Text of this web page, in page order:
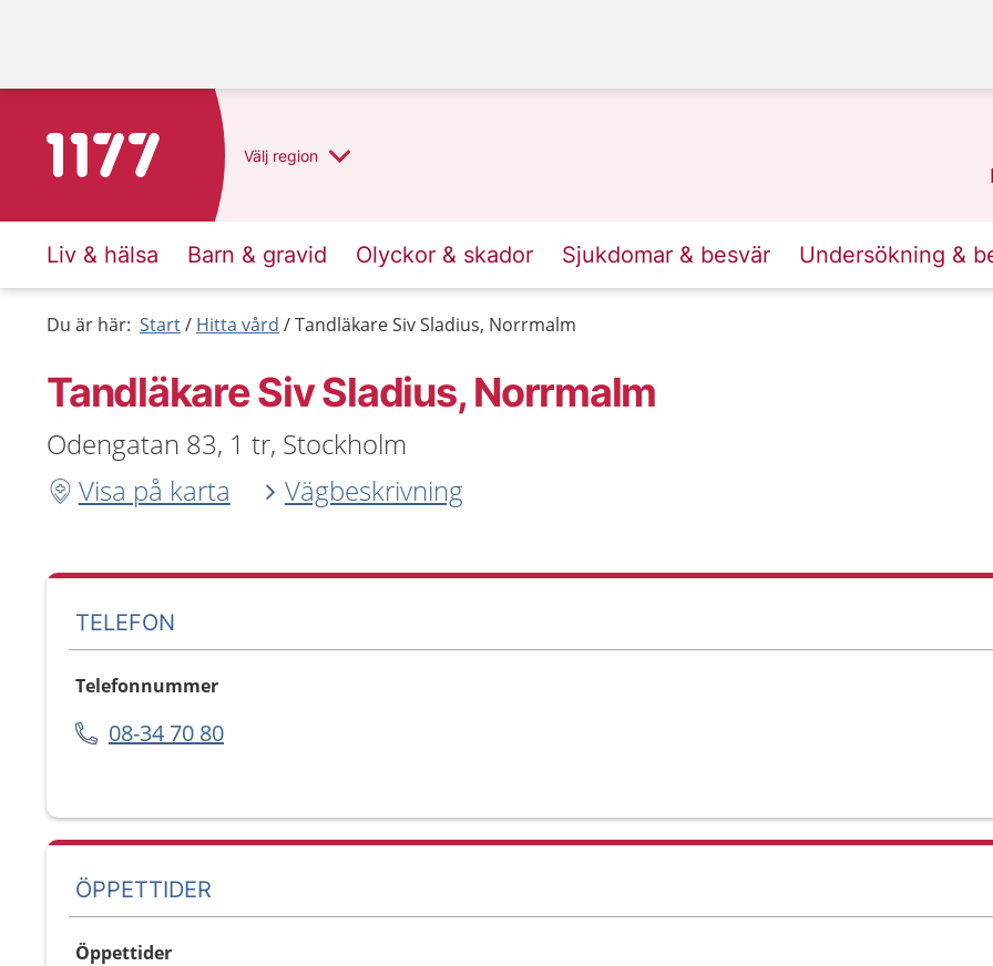
Till startsidan för 1177 Välj region
Liv & hälsa Barn & gravid Olyckor & skador Sjukdomar & besvär Undersökning &
Du är här: Start Hitta vård Tandläkare Siv Sladius, Norrmalm
Tandläkare Siv Sladius, Norrmalm
Odengatan 83, 1 tr, Stockholm
Visa på karta
Vägbeskrivning
TELEFON
Telefonnummer
08-34 70 80
ÖPPETTIDER
Öppettider